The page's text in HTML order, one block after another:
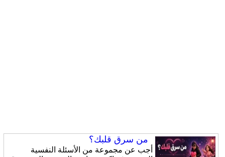
من سرق قلبك؟
أجب عن مجموعة من الأسئلة النفسية